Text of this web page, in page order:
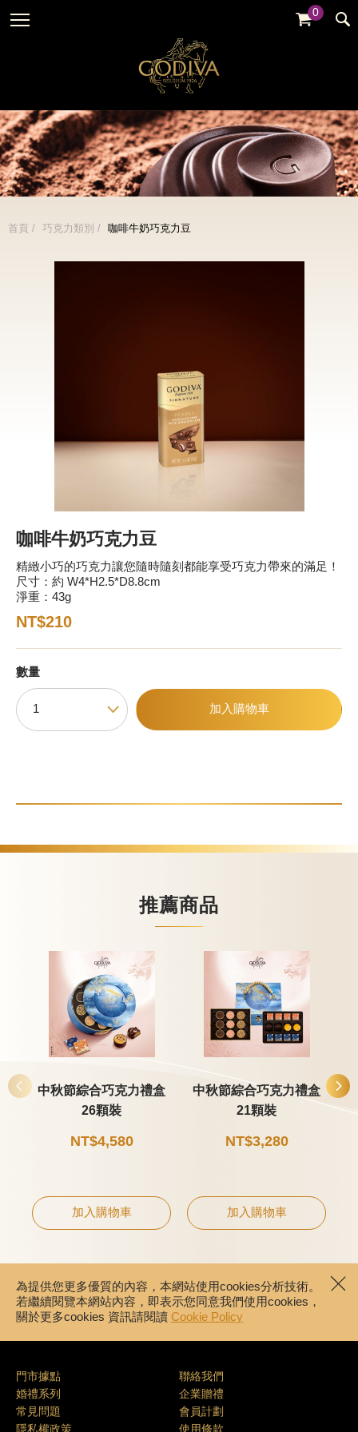
0
全部
品牌活動
全部
暢銷系列
金裝禮盒
松露禮盒
新品 / 季節性商品
歡聚系列
百年限定系列
冰享系列
巧克力磚/巧克力豆
可可粉/咖啡粉
霜淇淋
可芙
全部
牛奶巧克力
白巧克力
綜合巧克力
冰淇淋
婚禮系列
GODIVA故事
GODIVA品質承諾
GODIVA大師團隊
首頁 巧克力類別 咖啡牛奶巧克力豆
咖啡牛奶巧克力豆
精緻小巧的巧克力讓您隨時隨刻都能享受巧克力帶來的滿足！
尺寸：約 W4*H2.5*D8.8cm
淨重：43g
NT$210
數量
加入購物車
推薦商品
中秋節綜合巧克力禮盒
26顆裝
NT$4,580
加入購物車
中秋節綜合巧克力禮盒
21顆裝
NT$3,280
加入購物車
為提供您更多優質的內容，本網站使用cookies分析技術。
若繼續閱覽本網站內容，即表示您同意我們使用cookies，
關於更多cookies 資訊請閱讀 Cookie Policy
門市據點
聯絡我們
婚禮系列
企業贈禮
常見問題
會員計劃